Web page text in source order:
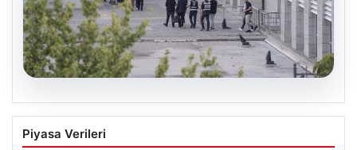
05.08.2026
Etimesgut Belediyesi’nde Gelişen
Soruşturma ve Uyuşturucu Test
Piyasa Verileri